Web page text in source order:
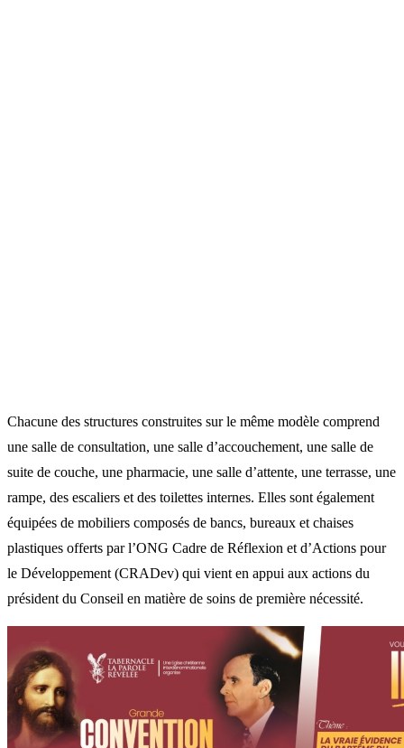
Chacune des structures construites sur le même modèle comprend
une salle de consultation, une salle d’accouchement, une salle de
suite de couche, une pharmacie, une salle d’attente, une terrasse, une
rampe, des escaliers et des toilettes internes. Elles sont également
équipées de mobiliers composés de bancs, bureaux et chaises
plastiques offerts par l’ONG Cadre de Réflexion et d’Actions pour
le Développement (CRADev) qui vient en appui aux actions du
président du Conseil en matière de soins de première nécessité.